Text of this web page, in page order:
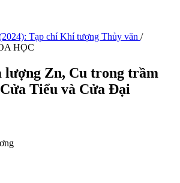
Tạp chí Khí tượng Thủy văn /
HỌC
lượng Zn, Cu trong trầm
Tiểu và Cửa Đại